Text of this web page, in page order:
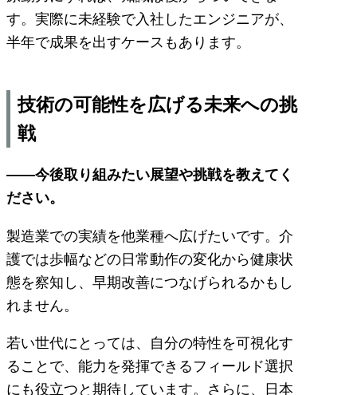
す。実際に未経験で入社したエンジニアが、
半年で成果を出すケースもあります。
技術の可能性を広げる未来への挑
戦
――今後取り組みたい展望や挑戦を教えてく
ださい。
製造業での実績を他業種へ広げたいです。介
護では歩幅などの日常動作の変化から健康状
態を察知し、早期改善につなげられるかもし
れません。
若い世代にとっては、自分の特性を可視化す
ることで、能力を発揮できるフィールド選択
にも役立つと期待しています。さらに、日本